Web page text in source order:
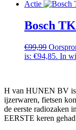
Actie
Bosch
€99,99
is: €94,85. In
H van HUNEN BV is
ijzerwaren, fietsen
de eerste radiozaken
EERSTE keren